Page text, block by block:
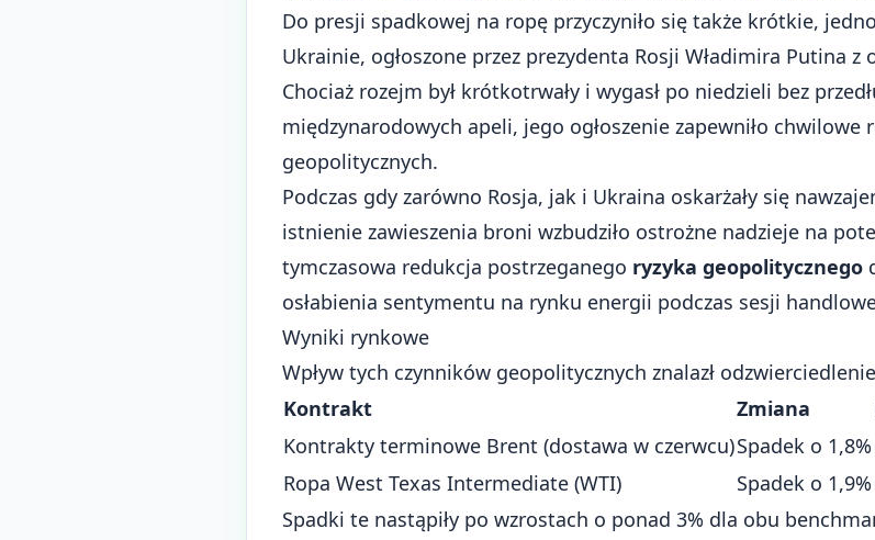
Do presji spadkowej na ropę przyczyniło się także krótkie,
Ukrainie, ogłoszone przez prezydenta Rosji Władimira Putina z
Chociaż rozejm był krótkotrwały i wygasł po niedzieli bez
międzynarodowych apeli, jego ogłoszenie zapewniło chwilowe
geopolitycznych.
Podczas gdy zarówno Rosja, jak i Ukraina oskarżały się
istnienie zawieszenia broni wzbudziło ostrożne nadzieje na
tymczasowa redukcja postrzeganego ryzyka geopolitycznego
osłabienia sentymentu na rynku energii podczas sesji
Wyniki rynkowe
Wpływ tych czynników geopolitycznych znalazł
Kontrakt
Zmiana
Kontrakty terminowe Brent (dostawa w czerwcu)Spadek o 1,8%
Ropa West Texas Intermediate (WTI)
Spadek o 1,9%
Spadki te nastąpiły po wzrostach o ponad 3% dla obu